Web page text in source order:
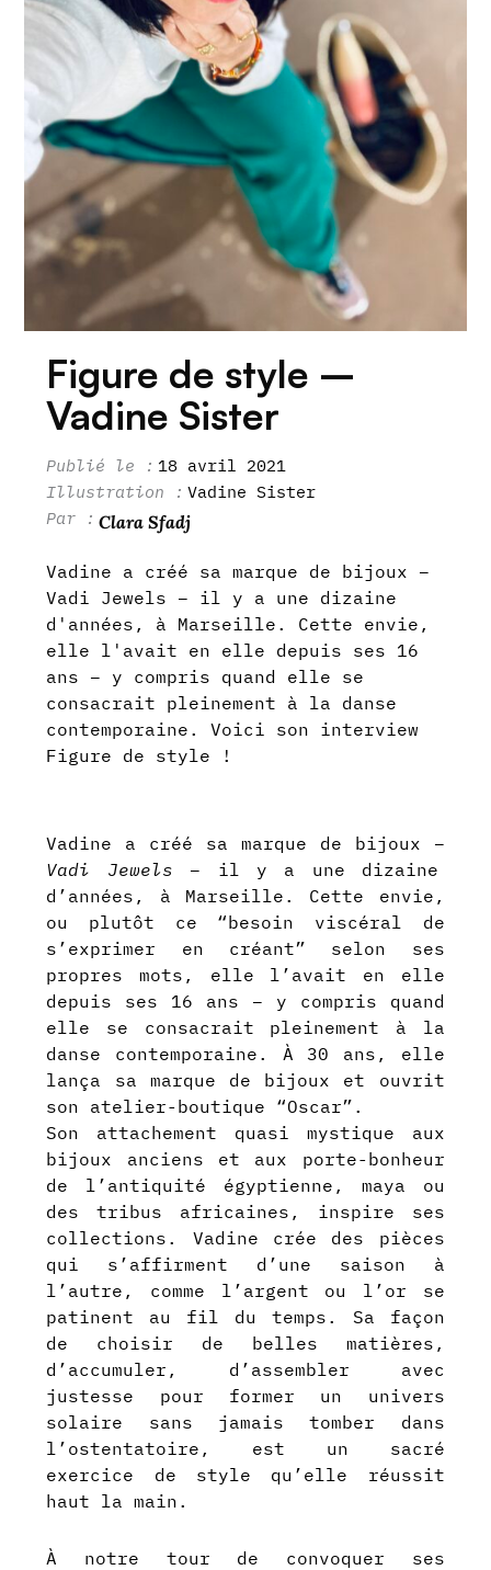
Figure de style –
Vadine Sister
18 avril 2021
Vadine Sister
Clara Sfadj
Vadine a créé sa marque de bijoux –
Vadi Jewels – il y a une dizaine
d'années, à Marseille. Cette envie,
elle l'avait en elle depuis ses 16
ans – y compris quand elle se
consacrait pleinement à la danse
contemporaine. Voici son interview
Figure de style !
Vadine a créé sa marque de bijoux –
Vadi Jewels – il y a une dizaine
d’années, à Marseille. Cette envie,
ou plutôt ce “besoin viscéral de
s’exprimer en créant” selon ses
propres mots, elle l’avait en elle
depuis ses 16 ans – y compris quand
elle se consacrait pleinement à la
danse contemporaine. À 30 ans, elle
lança sa marque de bijoux et ouvrit
son atelier-boutique “Oscar”.
Son attachement quasi mystique aux
bijoux anciens et aux porte-bonheur
de l’antiquité égyptienne, maya ou
des tribus africaines, inspire ses
collections. Vadine crée des pièces
qui s’affirment d’une saison à
l’autre, comme l’argent ou l’or se
patinent au fil du temps. Sa façon
de choisir de belles matières,
d’accumuler, d’assembler avec
justesse pour former un univers
solaire sans jamais tomber dans
l’ostentatoire, est un sacré
exercice de style qu’elle réussit
haut la main.
À notre tour de convoquer ses